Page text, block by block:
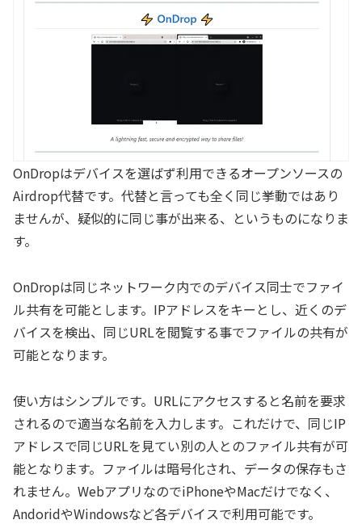
OnDropはデバイスを選ばず利用できるオープンソースの
Airdrop代替です。代替と言っても全く同じ挙動ではあり
ませんが、疑似的に同じ事が出来る、というものになりま
す。
OnDropは同じネットワーク内でのデバイス同士でファイ
ル共有を可能とします。IPアドレスをキーとし、近くのデ
バイスを検出、同じURLを閲覧する事でファイルの共有が
可能となります。
使い方はシンプルです。URLにアクセスすると名前を要求
されるので適当な名前を入力します。これだけで、同じIP
アドレスで同じURLを見てい別の人とのファイル共有が可
能となります。ファイルは暗号化され、データの保存もさ
れません。WebアプリなのでiPhoneやMacだけでなく、
AndoridやWindowsなど各デバイスで利用可能です。